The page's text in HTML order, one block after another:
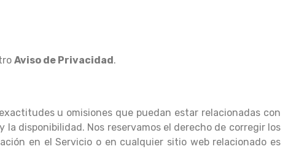
Aviso de Privacidad .
u omisiones que puedan estar relacionadas con
disponibilidad. Nos reservamos el derecho de corregir los
en el Servicio o en cualquier sitio web relacionado es